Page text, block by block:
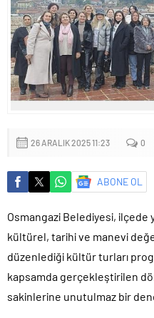
Küçük işletmeler büyük
26 ARALIK 2025 11:23 0
ABONE OL
Osmangazi Belediyesi, ilçede
kültürel, tarihi ve manevi
düzenlediği kültür turları
kapsamda gerçekleştirilen
sakinlerine unutulmaz bir